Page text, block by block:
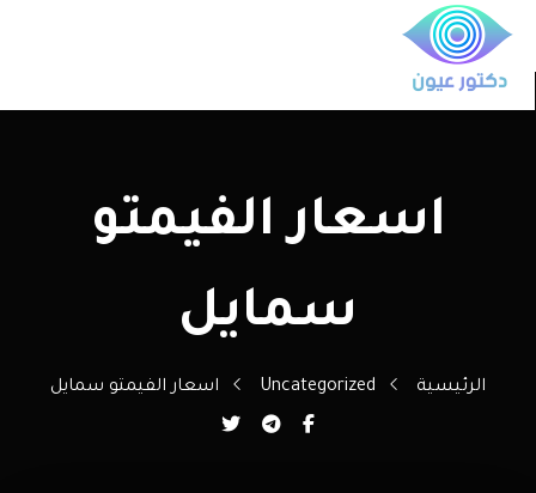
اسعار الفيمتو
سمايل
الرئيسية Uncategorized اسعار الفيمتو سمايل